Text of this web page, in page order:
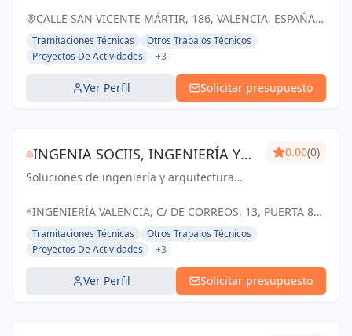
mejor en Valencia.
CALLE SAN VICENTE MÁRTIR, 186, VALENCIA, ESPAÑA,
España
Tramitaciones Técnicas
Otros Trabajos Técnicos
Proyectos De Actividades
+3
Ver Perfil Solicitar presupuesto
INGENIA SOCIIS, INGENIERÍA Y
PROYECTOS ENERGÉTICOS, S.L.
Soluciones de ingeniería y arquitectura
tus proyectos en Valencia
0.00(0)
INGENIERÍA VALENCIA, C/ DE CORREOS, 13, PUERTA 8ª
ÁTICO, 46002 VALENCIA, ESPAÑA, España
Tramitaciones Técnicas
Otros Trabajos Técnicos
Proyectos De Actividades
+3
Ver Perfil Solicitar presupuesto